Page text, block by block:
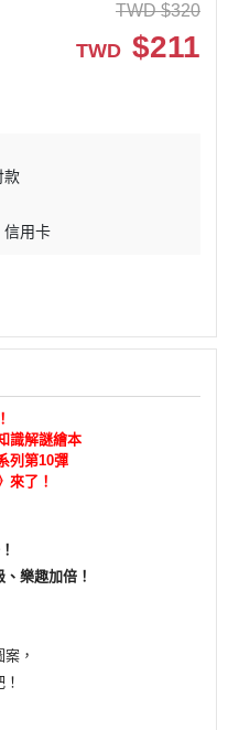
TWD $320
TWD $211
款
信用卡
識解謎繪本
列第10彈
來了！
樂趣加倍！
，